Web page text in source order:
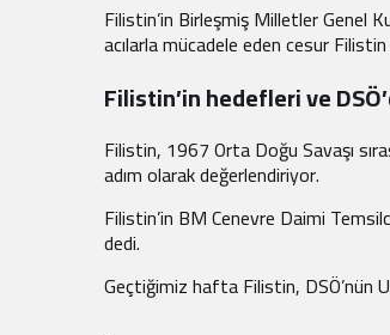
Filistin’in Birleşmiş Milletler Genel
acılarla mücadele eden cesur Filistin
Filistin’in hedefleri ve
Filistin, 1967 Orta Doğu Savaşı
adım olarak değerlendiriyor.
Filistin’in BM Cenevre Daimi
dedi.
Geçtiğimiz hafta Filistin, DSÖ’nün